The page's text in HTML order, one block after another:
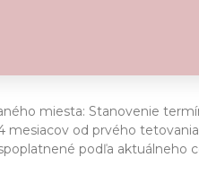
miesta: Stanovenie
mesiacov od prvého
podľa aktuálneho